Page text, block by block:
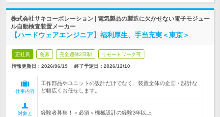
株式会社サキコーポレーション | 電気製品の製造に欠かせない電子モジュー
ル自動検査装置メーカー
【ハードウェアエンジニア】福利厚生、手当充実＜東京＞
正社員 急募 完全週休2日制 リモートワーク可
情報更新日：2026/06/19 終了予定日： 2026/12/10
仕事内容
工作部品やユニットの設計だけでなく、装置全体の企画・設計な
ど幅広くお任せします。
対象と
経験者募集！＜必須＞機械設計の経験3年以上